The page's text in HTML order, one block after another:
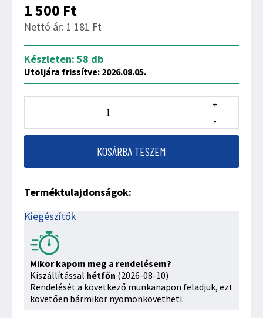
1 500 Ft
Nettó ár: 1 181 Ft
Készleten: 58 db
Utoljára frissítve: 2026.08.05.
-
+
KOSÁRBA TESZEM
Terméktulajdonságok:
Kiegészítők
Mikor kapom meg a rendelésem?
Kiszállítással hétfőn (2026-08-10)
Rendelését a következő munkanapon feladjuk, ezt
követően bármikor nyomonkövetheti.